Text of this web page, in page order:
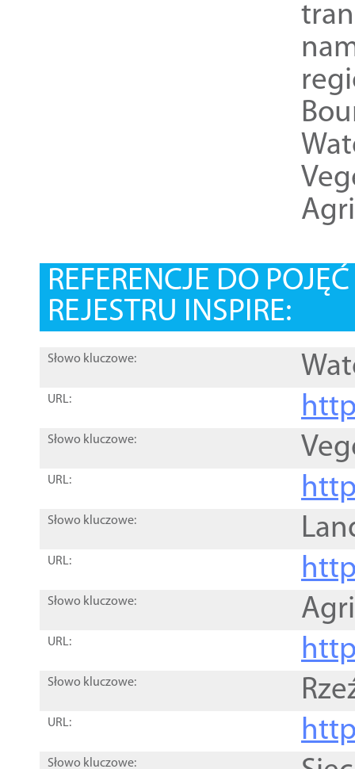
REFERENCJE DO
REJESTRU INSPIRE:
Słowo kluczowe:
URL:
Słowo kluczowe:
URL:
Słowo kluczowe:
URL:
Słowo kluczowe:
URL:
Słowo kluczowe:
URL:
Słowo kluczowe: